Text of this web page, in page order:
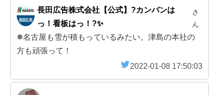
長田広告株式会社【公式】?カンバンは
っ！看板はっ！?✨
さ
ん
❅名古屋も雪が積もっているみたい。津島の本社の
方も頑張って！
2022-01-08 17:50:03